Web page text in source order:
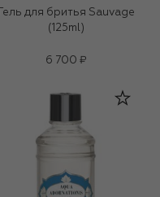
Гель для бритья Sauvage
(125ml)
6 700 ₽